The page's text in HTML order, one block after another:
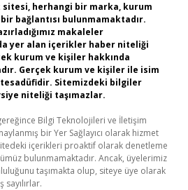
herhangi bir marka, kurum
bağlantısı bulunmamaktadır.
makaleler
yer alan içerikler haber niteliği
kurum ve kişiler hakkında
Gerçek kurum ve kişiler ile isim
Sitemizdeki bilgiler
niteliği taşımazlar.
Bilgi Teknolojileri ve İletişim
bir Yer Sağlayıcı olarak hizmet
içerikleri proaktif olarak denetleme
bulunmamaktadır. Ancak, üyelerimiz
taşımakta olup, siteye üye olarak